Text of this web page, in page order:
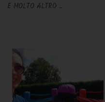
E MOLTO ALTRO ..